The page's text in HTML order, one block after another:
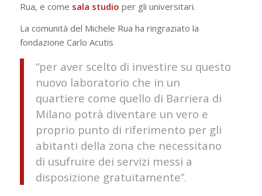
Rua, e come sala studio per gli universitari.
La comunità del Michele Rua ha ringraziato la
fondazione Carlo Acutis
“per aver scelto di investire su questo
nuovo laboratorio che in un
quartiere come quello di Barriera di
Milano potrà diventare un vero e
proprio punto di riferimento per gli
abitanti della zona che necessitano
di usufruire dei servizi messi a
disposizione gratuitamente”.